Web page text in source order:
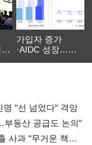
가입자 증가
·AIDC 성장…
"선 넘었다" 격앙
동산 공급도 논의"
사과 "무거운 책임